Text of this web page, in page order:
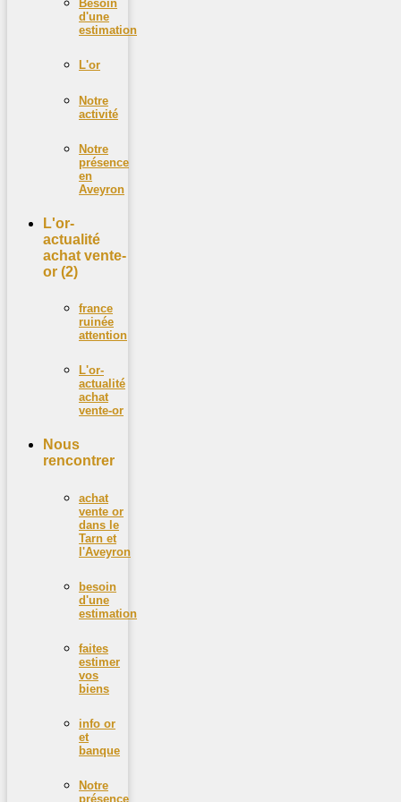
Besoin
d'une
estimation
L'or
Notre
activité
Notre
présence
en
Aveyron
L'or-
actualité
achat vente-
or (2)
france
ruinée
attention
L'or-
actualité
achat
vente-or
Nous
rencontrer
achat
vente or
dans le
Tarn et
l'Aveyron
besoin
d'une
estimation
faites
estimer
vos
biens
info or
et
banque
Notre
présence